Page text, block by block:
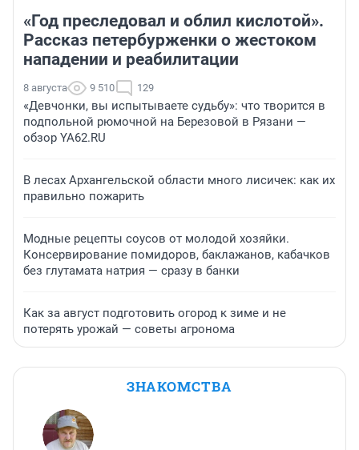
«Год преследовал и облил кислотой».
Рассказ петербурженки о жестоком
нападении и реабилитации
8 августа 9 510 129
«Девчонки, вы испытываете судьбу»: что творится в
подпольной рюмочной на Березовой в Рязани —
обзор YA62.RU
В лесах Архангельской области много лисичек: как их
правильно пожарить
Модные рецепты соусов от молодой хозяйки.
Консервирование помидоров, баклажанов, кабачков
без глутамата натрия — сразу в банки
Как за август подготовить огород к зиме и не
потерять урожай — советы агронома
ЗНАКОМСТВА